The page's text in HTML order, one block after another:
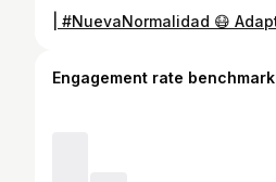
Engagement rate benchmark